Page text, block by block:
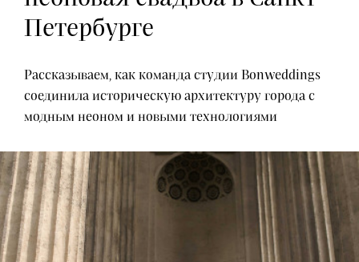
Петербурге
Рассказываем, как команда студии Bonweddings
соединила историческую архитектуру города с
модным неоном и новыми технологиями